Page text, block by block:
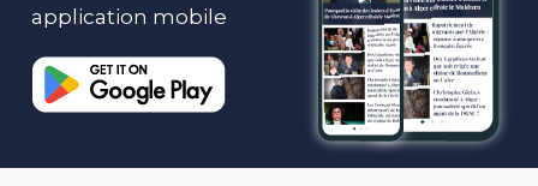
application mobile